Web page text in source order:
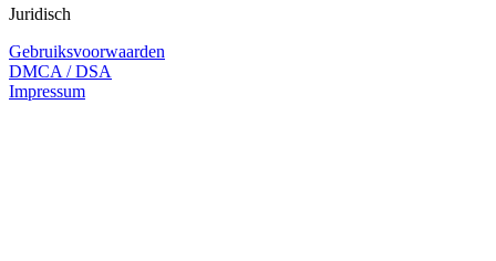
Juridisch
Gebruiksvoorwaarden
DMCA / DSA
Impressum